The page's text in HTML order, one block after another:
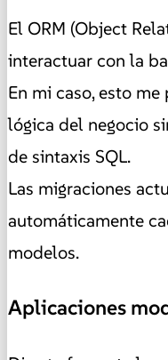
El ORM (Object
interactuar con la
En mi caso, esto
lógica del negocio
de sintaxis SQL.
Las migraciones
automáticamente
modelos.
Aplicaciones